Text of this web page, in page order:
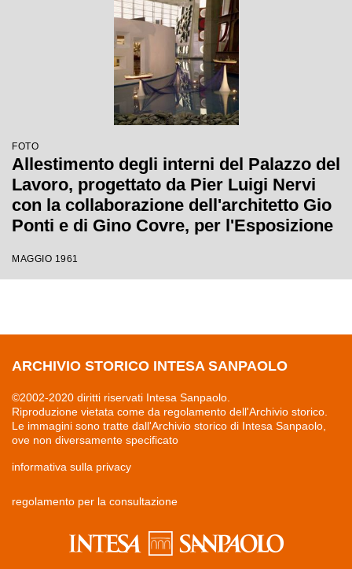
FOTO
Allestimento degli interni del Palazzo del
Lavoro, progettato da Pier Luigi Nervi
con la collaborazione dell'architetto Gio
Ponti e di Gino Covre, per l'Esposizione
MAGGIO 1961
ARCHIVIO STORICO INTESA SANPAOLO
©2002-2020 diritti riservati Intesa Sanpaolo.
Riproduzione vietata come da regolamento dell'Archivio storico.
Le immagini sono tratte dall'Archivio storico di Intesa Sanpaolo,
ove non diversamente specificato
informativa sulla privacy
regolamento per la consultazione